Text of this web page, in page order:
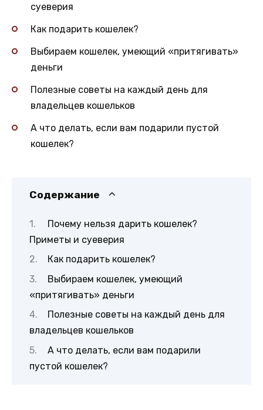
суеверия
Как подарить кошелек?
Выбираем кошелек, умеющий «притягивать»
деньги
Полезные советы на каждый день для
владельцев кошельков
А что делать, если вам подарили пустой
кошелек?
Содержание
Почему нельзя дарить кошелек?
Приметы и суеверия
Как подарить кошелек?
Выбираем кошелек, умеющий
«притягивать» деньги
Полезные советы на каждый день для
владельцев кошельков
А что делать, если вам подарили
пустой кошелек?